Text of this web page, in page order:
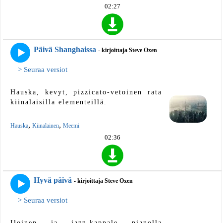
02:27
Päivä Shanghaissa - kirjoittaja Steve Oxen
> Seuraa versiot
Hauska, kevyt, pizzicato-vetoinen rata
kiinalaisilla elementeillä.
Hauska, Kiinalainen, Meemi
02:36
Hyvä päivä - kirjoittaja Steve Oxen
> Seuraa versiot